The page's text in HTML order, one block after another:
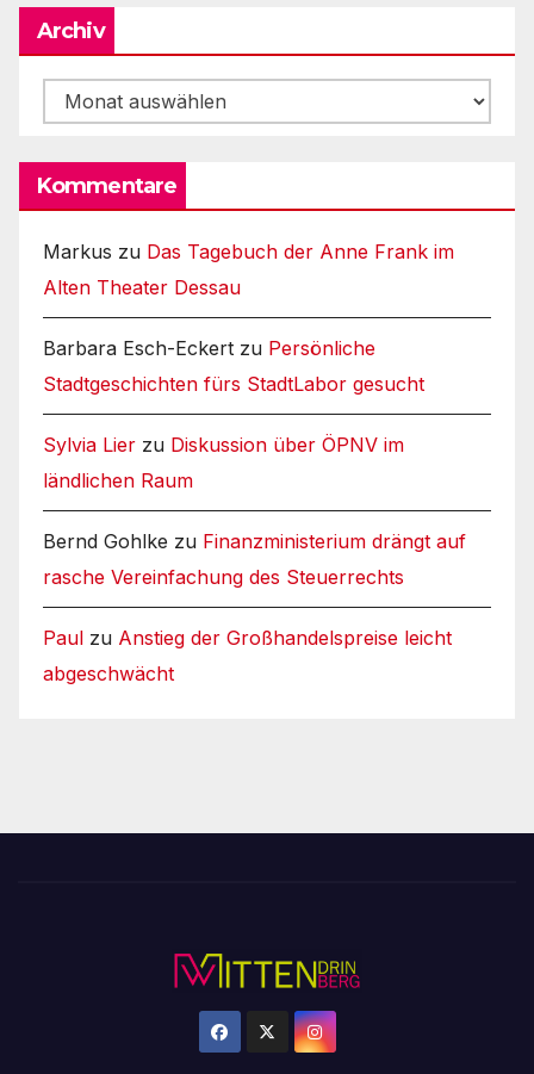
Archiv
Archiv
Kommentare
Markus zu Das Tagebuch der Anne Frank im
Alten Theater Dessau
Barbara Esch-Eckert zu Persönliche
Stadtgeschichten fürs StadtLabor gesucht
Sylvia Lier zu Diskussion über ÖPNV im
ländlichen Raum
Bernd Gohlke zu Finanzministerium drängt auf
rasche Vereinfachung des Steuerrechts
Paul zu Anstieg der Großhandelspreise leicht
abgeschwächt